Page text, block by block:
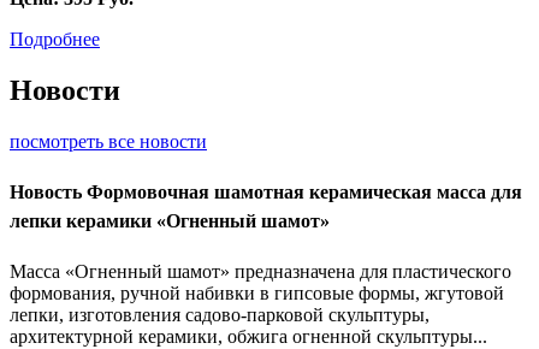
Подробнее
Новости
посмотреть все новости
Новость Формовочная шамотная керамическая масса для
лепки керамики «Огненный шамот»
Масса «Огненный шамот» предназначена для пластического
формования, ручной набивки в гипсовые формы, жгутовой
лепки, изготовления садово-парковой скульптуры,
архитектурной керамики, обжига огненной скульптуры...